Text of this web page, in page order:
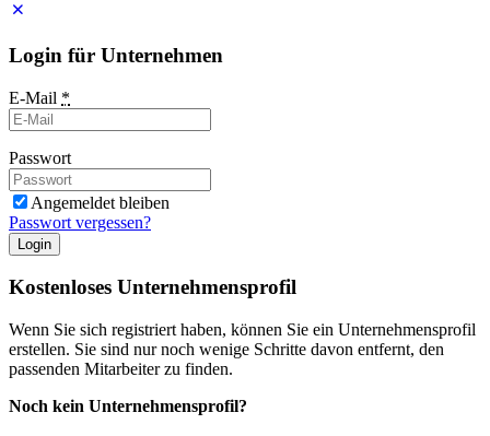
Login für Unternehmen
E-Mail *
Passwort
Angemeldet bleiben
Passwort vergessen?
Login
Kostenloses Unternehmensprofil
Wenn Sie sich registriert haben, können Sie ein Unternehmensprofil
erstellen. Sie sind nur noch wenige Schritte davon entfernt, den
passenden Mitarbeiter zu finden.
Noch kein Unternehmensprofil?